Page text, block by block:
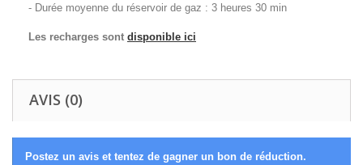
- Durée moyenne du réservoir de gaz : 3 heures 30 min
Les recharges sont disponible ici
AVIS (0)
Postez un avis et tentez de gagner un bon de réduction.